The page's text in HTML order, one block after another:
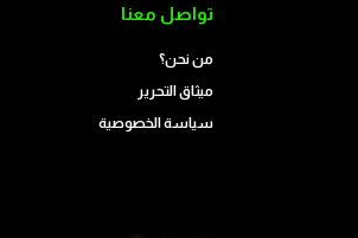
تواصل معنا
من نحن؟
ميثاق التحرير
سياسة الخصوصية